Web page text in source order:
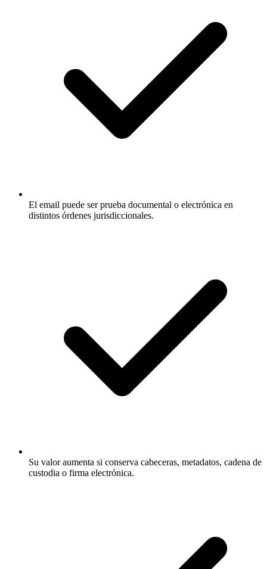
El email puede ser prueba documental o electrónica en
distintos órdenes jurisdiccionales.
Su valor aumenta si conserva cabeceras, metadatos, cadena de
custodia o firma electrónica.